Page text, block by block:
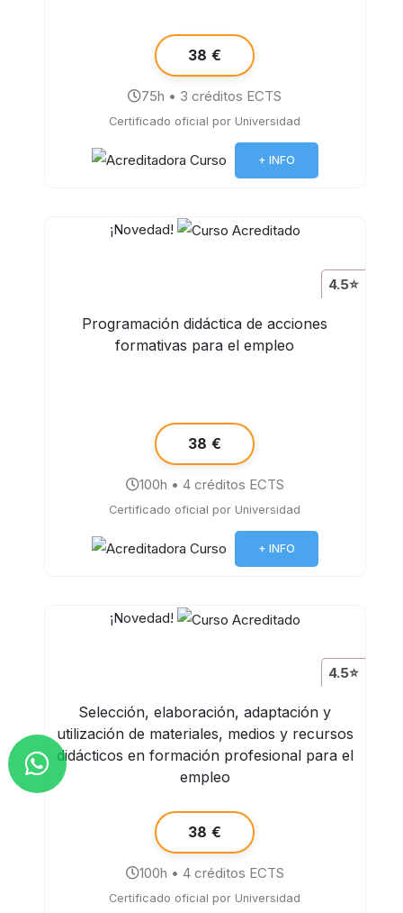
38 €
75h • 3 créditos ECTS
Certificado oficial por Universidad
+ INFO
¡Novedad!
4.5⭐
Programación didáctica de acciones
formativas para el empleo
38 €
100h • 4 créditos ECTS
Certificado oficial por Universidad
+ INFO
¡Novedad!
4.5⭐
Selección, elaboración, adaptación y
utilización de materiales, medios y recursos
didácticos en formación profesional para el
empleo
38 €
100h • 4 créditos ECTS
Certificado oficial por Universidad